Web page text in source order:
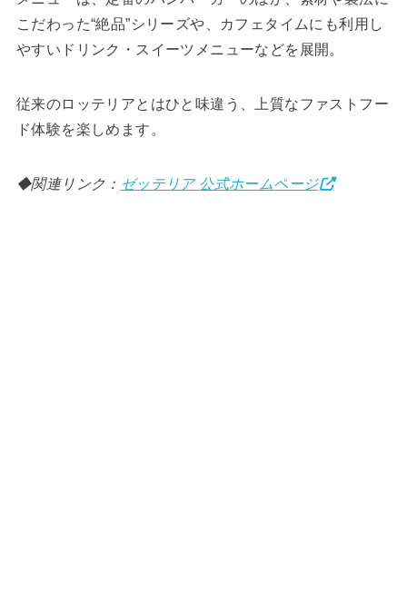
こだわった“絶品”シリーズや、カフェタイムにも利用し
やすいドリンク・スイーツメニューなどを展開。
従来のロッテリアとはひと味違う、上質なファストフー
ド体験を楽しめます。
◆関連リンク： ゼッテリア 公式ホームページ